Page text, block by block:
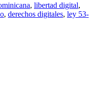
, libertad digital,
, derechos digitales, ley 53-